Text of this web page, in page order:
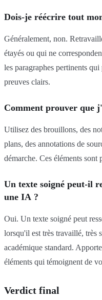
Dois-je réécrire tout
Généralement, non.
étayés ou qui ne
les paragraphes pertinents
preuves clairs.
Comment prouver que
Utilisez des brouillons, des
plans, des annotations de
démarche. Ces éléments
Un texte soigné peut-il
une IA ?
Oui. Un texte soigné peut
lorsqu'il est très travaillé, très
académique standard.
éléments qui témoignent de
Verdict final